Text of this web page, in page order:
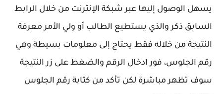
يسهل الوصول إليها عبر شبكة الإنترنت من خلال الرابط
السابق ذكر والذي يستطيع الطالب أو ولي الأمر معرفة
النتيجة من خلاله فقط يحتاج إلى معلومات بسيطة وهي
رقم الجلوس، فور ادخال الرقم والضغط على زر النتيجة
سوف تظهر مباشرة لكن تأكد من كتابة رقم الجلوس